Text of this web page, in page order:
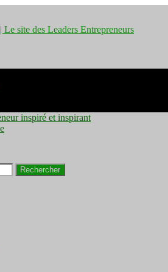
Pourquoi
inspiré et inspirant